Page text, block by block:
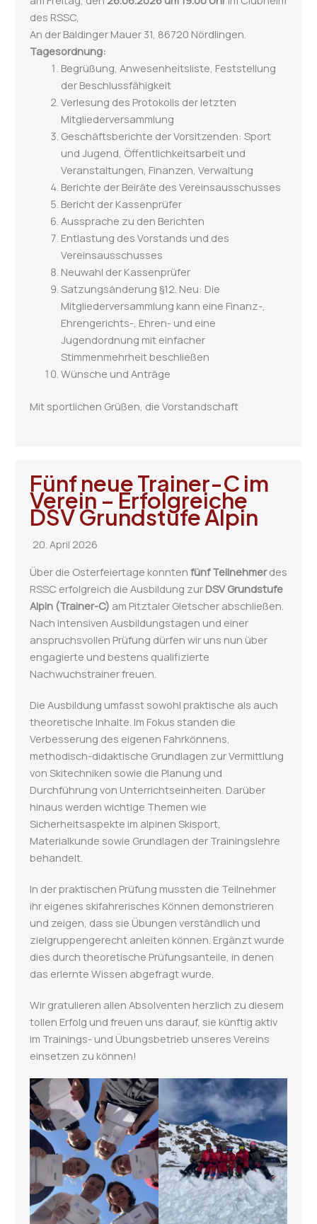
des RSSC,
An der Baldinger Mauer 31, 86720 Nördlingen.
Tagesordnung:
Begrüßung, Anwesenheitsliste, Feststellung
der Beschlussfähigkeit
Verlesung des Protokolls der letzten
Mitgliederversammlung
Geschäftsberichte der Vorsitzenden: Sport
und Jugend, Öffentlichkeitsarbeit und
Veranstaltungen, Finanzen, Verwaltung
Berichte der Beiräte des Vereinsausschusses
Bericht der Kassenprüfer
Aussprache zu den Berichten
Entlastung des Vorstands und des
Vereinsausschusses
Neuwahl der Kassenprüfer
Satzungsänderung §12. Neu: Die
Mitgliederversammlung kann eine Finanz-,
Ehrengerichts-, Ehren- und eine
Jugendordnung mit einfacher
Stimmenmehrheit beschließen
Wünsche und Anträge
Mit sportlichen Grüßen, die Vorstandschaft
Fünf neue Trainer-C im
Verein – Erfolgreiche
DSV Grundstufe Alpin
20. April 2026
Über die Osterfeiertage konnten fünf Teilnehmerdes
RSSC erfolgreich die Ausbildung zur DSV Grundstufe
Alpin (Trainer-C) am Pitztaler Gletscher abschließen.
Nach intensiven Ausbildungstagen und einer
anspruchsvollen Prüfung dürfen wir uns nun über
engagierte und bestens qualifizierte
Nachwuchstrainer freuen.
Die Ausbildung umfasst sowohl praktische als auch
theoretische Inhalte. Im Fokus standen die
Verbesserung des eigenen Fahrkönnens,
methodisch-didaktische Grundlagen zur Vermittlung
von Skitechniken sowie die Planung und
Durchführung von Unterrichtseinheiten. Darüber
hinaus werden wichtige Themen wie
Sicherheitsaspekte im alpinen Skisport,
Materialkunde sowie Grundlagen der Trainingslehre
behandelt.
In der praktischen Prüfung mussten die Teilnehmer
ihr eigenes skifahrerisches Können demonstrieren
und zeigen, dass sie Übungen verständlich und
zielgruppengerecht anleiten können. Ergänzt wurde
dies durch theoretische Prüfungsanteile, in denen
das erlernte Wissen abgefragt wurde.
Wir gratulieren allen Absolventen herzlich zu diesem
tollen Erfolg und freuen uns darauf, sie künftig aktiv
im Trainings- und Übungsbetrieb unseres Vereins
einsetzen zu können!